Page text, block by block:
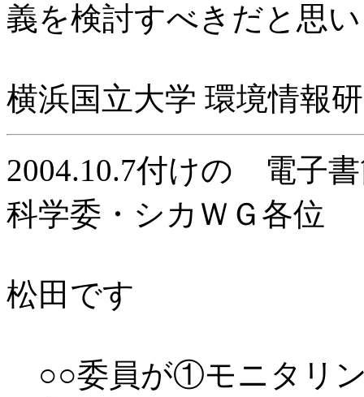
義を検討すべきだと思
横浜国立大学 環境情報
2004.10.7付けの 電子
科学委・シカＷＧ各位
松田です
○○委員が①モニタリン